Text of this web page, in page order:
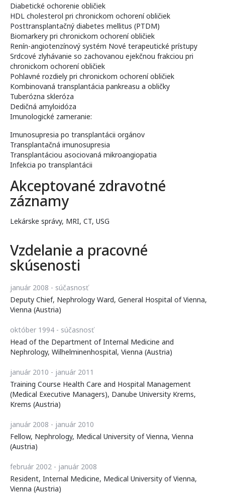
Diabetické ochorenie obličiek
HDL cholesterol pri chronickom ochorení obličiek
Posttransplantačný diabetes mellitus (PTDM)
Biomarkery pri chronickom ochorení obličiek
Renín-angiotenzínový systém Nové terapeutické prístupy
Srdcové zlyhávanie so zachovanou ejekčnou frakciou pri
chronickom ochorení obličiek
Pohlavné rozdiely pri chronickom ochorení obličiek
Kombinovaná transplantácia pankreasu a obličky
Tuberózna skleróza
Dedičná amyloidóza
Imunologické zameranie:
Imunosupresia po transplantácii orgánov
Transplantačná imunosupresia
Transplantáciou asociovaná mikroangiopatia
Infekcia po transplantácii
Akceptované zdravotné
záznamy
Lekárske správy, MRI, CT, USG
Vzdelanie a pracovné
skúsenosti
január 2008 - súčasnosť
Deputy Chief, Nephrology Ward, General Hospital of Vienna,
Vienna (Austria)
október 1994 - súčasnosť
Head of the Department of Internal Medicine and
Nephrology, Wilhelminenhospital, Vienna (Austria)
január 2010 - január 2011
Training Course Health Care and Hospital Management
(Medical Executive Managers), Danube University Krems,
Krems (Austria)
január 2008 - január 2010
Fellow, Nephrology, Medical University of Vienna, Vienna
(Austria)
február 2002 - január 2008
Resident, Internal Medicine, Medical University of Vienna,
Vienna (Austria)